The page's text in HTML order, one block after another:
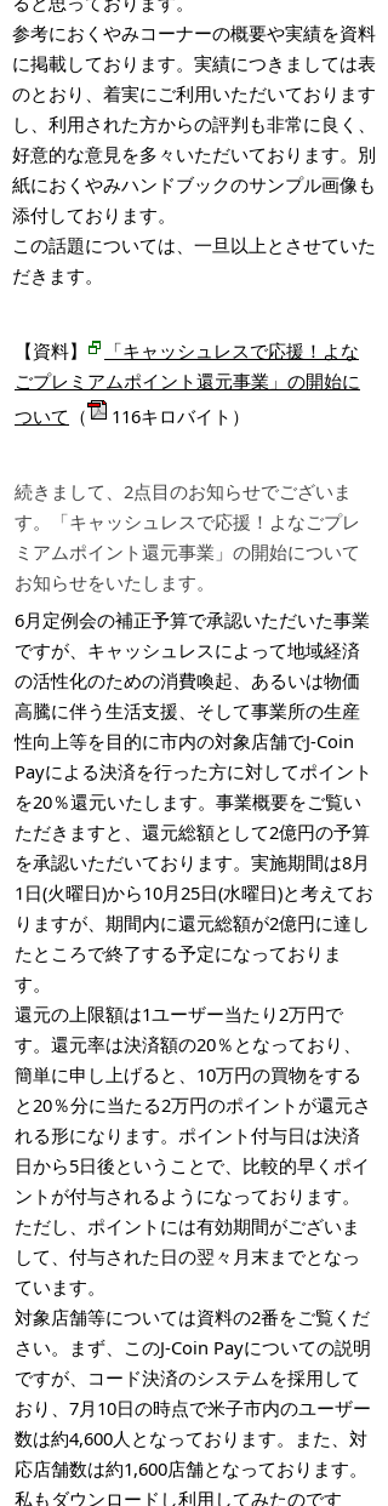
参考におくやみコーナーの概要や実績を資料
に掲載しております。実績につきましては表
のとおり、着実にご利用いただいております
し、利用された方からの評判も非常に良く、
好意的な意見を多々いただいております。別
紙におくやみハンドブックのサンプル画像も
添付しております。
この話題については、一旦以上とさせていた
だきます。
【資料】
「キャッシュレスで応援！よな
ごプレミアムポイント還元事業」の開始に
ついて （ 116キロバイト）
続きまして、2点目のお知らせでございま
す。「キャッシュレスで応援！よなごプレ
ミアムポイント還元事業」の開始について
お知らせをいたします。
6月定例会の補正予算で承認いただいた事業
ですが、キャッシュレスによって地域経済
の活性化のための消費喚起、あるいは物価
高騰に伴う生活支援、そして事業所の生産
性向上等を目的に市内の対象店舗でJ-Coin
Payによる決済を行った方に対してポイント
を20％還元いたします。事業概要をご覧い
ただきますと、還元総額として2億円の予算
を承認いただいております。実施期間は8月
1日(火曜日)から10月25日(水曜日)と考えてお
りますが、期間内に還元総額が2億円に達し
たところで終了する予定になっておりま
す。
還元の上限額は1ユーザー当たり2万円で
す。還元率は決済額の20％となっており、
簡単に申し上げると、10万円の買物をする
と20％分に当たる2万円のポイントが還元さ
れる形になります。ポイント付与日は決済
日から5日後ということで、比較的早くポイ
ントが付与されるようになっております。
ただし、ポイントには有効期間がございま
して、付与された日の翌々月末までとなっ
ています。
対象店舗等については資料の2番をご覧くだ
さい。まず、このJ-Coin Payについての説明
ですが、コード決済のシステムを採用して
おり、7月10日の時点で米子市内のユーザー
数は約4,600人となっております。また、対
応店舗数は約1,600店舗となっております。
私もダウンロードし利用してみたのです